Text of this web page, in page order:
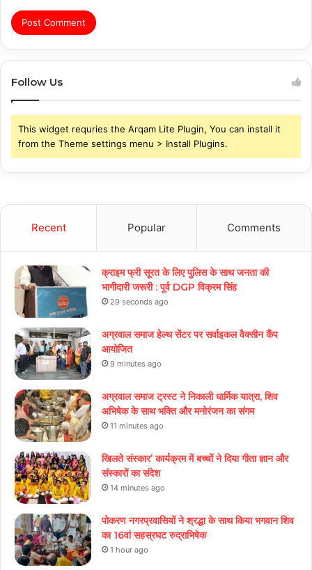
Follow Us
This widget requries the Arqam Lite Plugin, You can install it
from the Theme settings menu > Install Plugins.
Recent Popular Comments
क्राइम फ्री सूरत के लिए पुलिस के साथ जनता की
भागीदारी जरूरी : पूर्व DGP विक्रम सिंह
29 seconds ago
अग्रवाल समाज हेल्थ सेंटर पर सर्वाइकल वैक्सीन कैंप
आयोजित
9 minutes ago
अग्रवाल समाज ट्रस्ट ने निकाली धार्मिक यात्रा, शिव
अभिषेक के साथ भक्ति और मनोरंजन का संगम
11 minutes ago
खिलते संस्कार’ कार्यक्रम में बच्चों ने दिया गीता ज्ञान और
संस्कारों का संदेश
14 minutes ago
पोकरण नगरप्रवासियों ने श्रद्धा के साथ किया भगवान शिव
का 16वां सहस्रघट रुद्राभिषेक
1 hour ago